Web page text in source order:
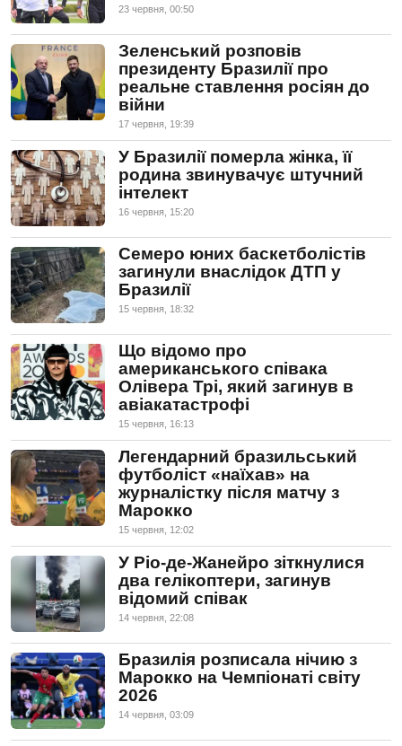
23 червня, 00:50
Зеленський розповів
президенту Бразилії про
реальне ставлення росіян до
війни
17 червня, 19:39
У Бразилії померла жінка, її
родина звинувачує штучний
інтелект
16 червня, 15:20
Семеро юних баскетболістів
загинули внаслідок ДТП у
Бразилії
15 червня, 18:32
Що відомо про
американського співака
Олівера Трі, який загинув в
авіакатастрофі
15 червня, 16:13
Легендарний бразильський
футболіст «наїхав» на
журналістку після матчу з
Марокко
15 червня, 12:02
У Ріо-де-Жанейро зіткнулися
два гелікоптери, загинув
відомий співак
14 червня, 22:08
Бразилія розписала нічию з
Марокко на Чемпіонаті світу
2026
14 червня, 03:09